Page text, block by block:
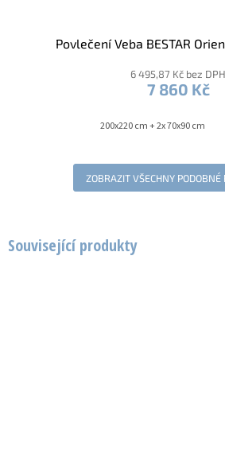
Související produkty
Povlečení Veba BESTAR
6 495,87 Kč bez DPH
7 860 Kč
200x220 cm + 2x 70x90 cm
ZOBRAZIT VŠECHNY PODOBNÉ